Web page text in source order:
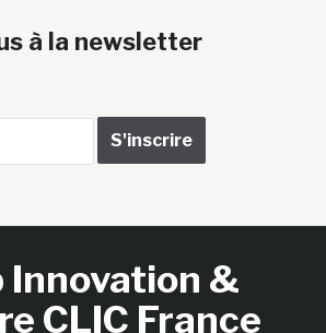
à la newsletter
Innovation &
CLIC France